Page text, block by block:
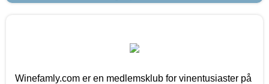
Winefamly.com er en medlemsklub for vinentusiaster på